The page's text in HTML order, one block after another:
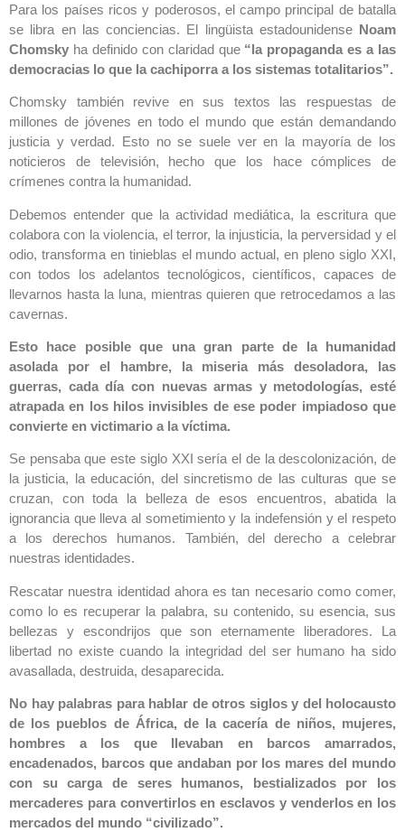
Para los países ricos y poderosos, el campo principal de batalla
se libra en las conciencias. El lingüista estadounidense Noam
Chomsky ha definido con claridad que “la propaganda es a las
democracias lo que la cachiporra a los sistemas totalitarios”.
Chomsky también revive en sus textos las respuestas de
millones de jóvenes en todo el mundo que están demandando
justicia y verdad. Esto no se suele ver en la mayoría de los
noticieros de televisión, hecho que los hace cómplices de
crímenes contra la humanidad.
Debemos entender que la actividad mediática, la escritura que
colabora con la violencia, el terror, la injusticia, la perversidad y el
odio, transforma en tinieblas el mundo actual, en pleno siglo XXI,
con todos los adelantos tecnológicos, científicos, capaces de
llevarnos hasta la luna, mientras quieren que retrocedamos a las
cavernas.
Esto hace posible que una gran parte de la humanidad
asolada por el hambre, la miseria más desoladora, las
guerras, cada día con nuevas armas y metodologías, esté
atrapada en los hilos invisibles de ese poder impiadoso que
convierte en victimario a la víctima.
Se pensaba que este siglo XXI sería el de la descolonización, de
la justicia, la educación, del sincretismo de las culturas que se
cruzan, con toda la belleza de esos encuentros, abatida la
ignorancia que lleva al sometimiento y la indefensión y el respeto
a los derechos humanos. También, del derecho a celebrar
nuestras identidades.
Rescatar nuestra identidad ahora es tan necesario como comer,
como lo es recuperar la palabra, su contenido, su esencia, sus
bellezas y escondrijos que son eternamente liberadores. La
libertad no existe cuando la integridad del ser humano ha sido
avasallada, destruida, desaparecida.
No hay palabras para hablar de otros siglos y del holocausto
de los pueblos de África, de la cacería de niños, mujeres,
hombres a los que llevaban en barcos amarrados,
encadenados, barcos que andaban por los mares del mundo
con su carga de seres humanos, bestializados por los
mercaderes para convertirlos en esclavos y venderlos en los
mercados del mundo “civilizado”.